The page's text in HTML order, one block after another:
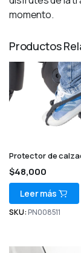
momento.
Productos
Protector de
$48,000
Leer más
SKU: PN008511